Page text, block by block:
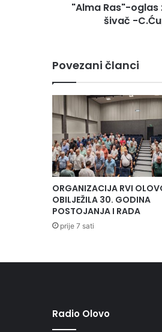
C.Ćuprija"Alma Ras"-
šivač -
Povezani članci
ORGANIZACIJA RVI
OBILJEŽILA 30. GODINA
POSTOJANJA I RADA
prije 7 sati
Radio Olovo